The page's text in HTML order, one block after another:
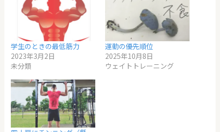
学生のときの最低筋力
2023年3月2日
未分類
運動の優先順位
2025年10月8日
ウェイトトレーニング